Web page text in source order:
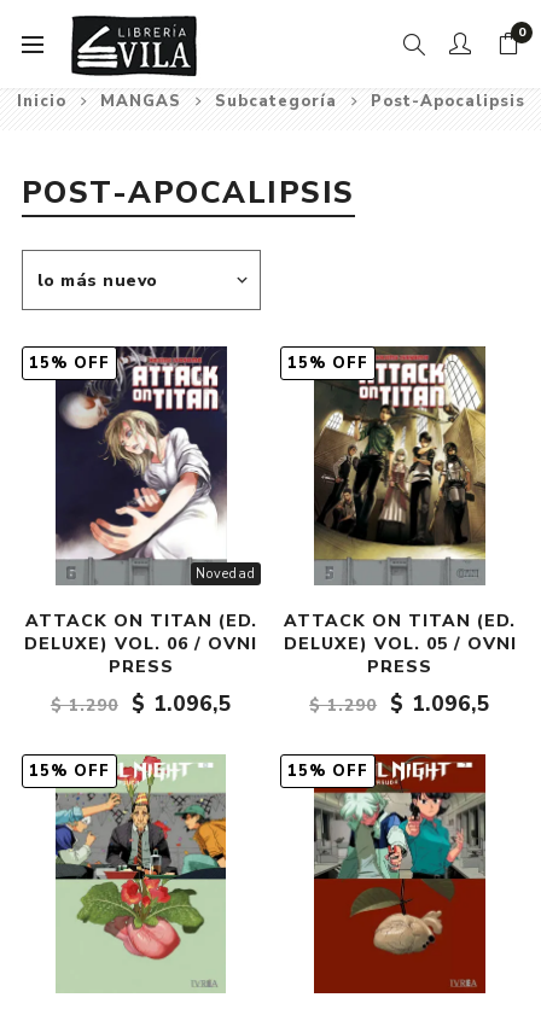
0
Inicio MANGAS Subcategoría Post-Apocalipsis
POST-APOCALIPSIS
Novedad
15% OFF
ATTACK ON TITAN (ED.
DELUXE) VOL. 06 / OVNI
PRESS
$ 1.290
$ 1.096,5
15% OFF
ATTACK ON TITAN (ED.
DELUXE) VOL. 05 / OVNI
PRESS
$ 1.290
$ 1.096,5
15% OFF 15% OFF